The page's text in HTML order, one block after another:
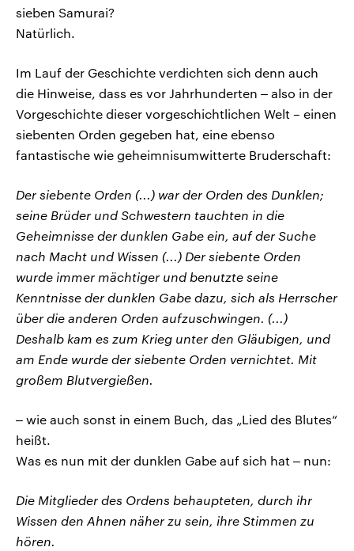
sieben Samurai?
Natürlich.
Im Lauf der Geschichte verdichten sich denn auch
die Hinweise, dass es vor Jahrhunderten ‒ also in der
Vorgeschichte dieser vorgeschichtlichen Welt – einen
siebenten Orden gegeben hat, eine ebenso
fantastische wie geheimnisumwitterte Bruderschaft:
Der siebente Orden (...) war der Orden des Dunklen;
seine Brüder und Schwestern tauchten in die
Geheimnisse der dunklen Gabe ein, auf der Suche
nach Macht und Wissen (...) Der siebente Orden
wurde immer mächtiger und benutzte seine
Kenntnisse der dunklen Gabe dazu, sich als Herrscher
über die anderen Orden aufzuschwingen. (...)
Deshalb kam es zum Krieg unter den Gläubigen, und
am Ende wurde der siebente Orden vernichtet. Mit
großem Blutvergießen.
‒ wie auch sonst in einem Buch, das „Lied des Blutes“
heißt.
Was es nun mit der dunklen Gabe auf sich hat ‒ nun:
Die Mitglieder des Ordens behaupteten, durch ihr
Wissen den Ahnen näher zu sein, ihre Stimmen zu
hören.